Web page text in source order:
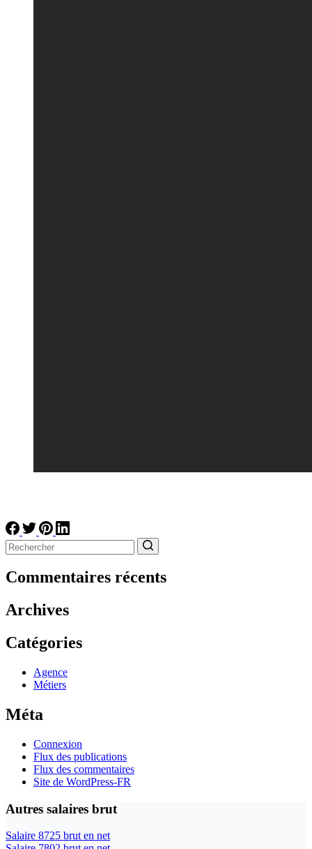
résultat
Commentaires récents
Archives
Catégories
Agence
Métiers
Méta
Connexion
Flux des publications
Flux des commentaires
Site de WordPress-FR
Autres salaires brut
Salaire 8725 brut en net